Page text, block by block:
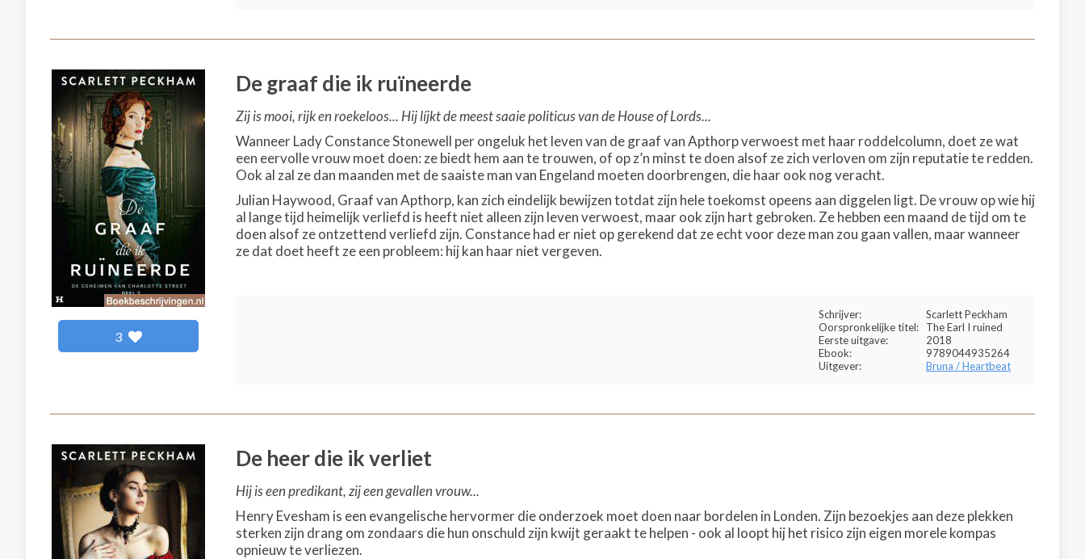
3
De graaf die ik ruïneerde
Zij is mooi, rijk en roekeloos... Hij líjkt de meest saaie politicus van de House of Lords...
Wanneer Lady Constance Stonewell per ongeluk het leven van de graaf van Apthorp verwoest met haar roddelcolumn, doet ze wat
een eervolle vrouw moet doen: ze biedt hem aan te trouwen, of op z’n minst te doen alsof ze zich verloven om zijn reputatie te redden.
Ook al zal ze dan maanden met de saaiste man van Engeland moeten doorbrengen, die haar ook nog veracht.
Julian Haywood, Graaf van Apthorp, kan zich eindelijk bewijzen totdat zijn hele toekomst opeens aan diggelen ligt. De vrouw op wie hij
al lange tijd heimelijk verliefd is heeft niet alleen zijn leven verwoest, maar ook zijn hart gebroken. Ze hebben een maand de tijd om te
doen alsof ze ontzettend verliefd zijn. Constance had er niet op gerekend dat ze echt voor deze man zou gaan vallen, maar wanneer
ze dat doet heeft ze een probleem: hij kan haar niet vergeven.
Schrijver:
Scarlett Peckham
Oorspronkelijke titel:
The Earl I ruined
Eerste uitgave:
2018
Ebook:
9789044935264
Uitgever:
Bruna / Heartbeat
De heer die ik verliet
Hij is een predikant, zij een gevallen vrouw...
Henry Evesham is een evangelische hervormer die onderzoek moet doen naar bordelen in Londen. Zijn bezoekjes aan deze plekken
sterken zijn drang om zondaars die hun onschuld zijn kwijt geraakt te helpen - ook al loopt hij het risico zijn eigen morele kompas
opnieuw te verliezen.